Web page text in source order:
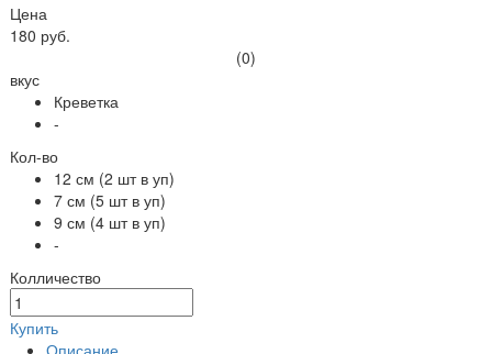
Цена
180 руб.
(0)
вкус
Креветка
-
Кол-во
12 см (2 шт в уп)
7 см (5 шт в уп)
9 см (4 шт в уп)
-
Колличество
Купить
Описание